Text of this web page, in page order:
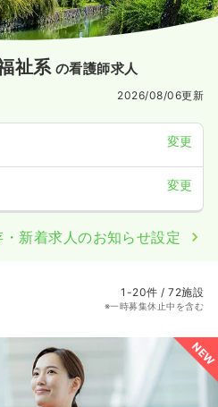
祉系 の看護師求人
2026/08/06更新
変更
変更
新着求人のお知らせ設定
1-20件 / 72施設
※一時募集休止中を含む
NEW